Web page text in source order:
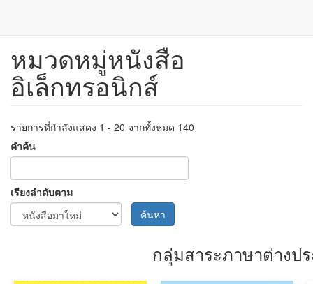
ข้าม
เนื้อหา
หมวดหมู่หนังสือ
อิเล็กทรอนิกส์
รายการที่กำลังแสดง 1 - 20 จากทั้งหมด 140
คำค้น
เรียงลำดับตาม
ค้นหา
กลุ่มสาระภาษาต่างป